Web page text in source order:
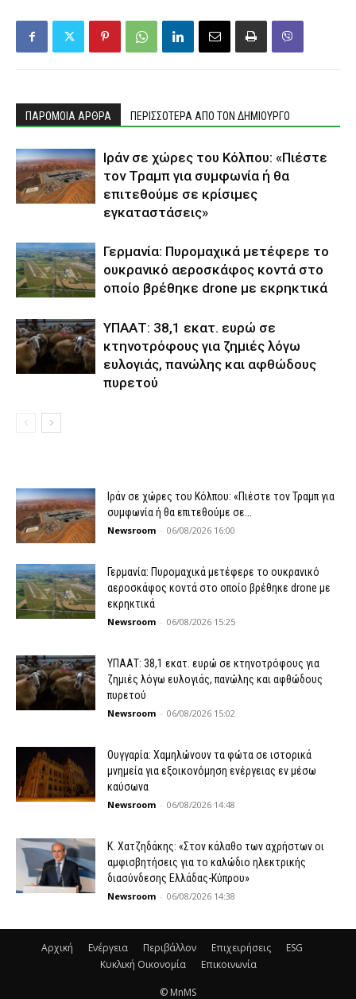
ΠΑΡΟΜΟΙΑ ΑΡΘΡΑ ΠΕΡΙΣΣΟΤΕΡΑ ΑΠΟ ΤΟΝ ΔΗΜΙΟΥΡΓΟ
Ιράν σε χώρες του Κόλπου: «Πιέστε
τον Τραμπ για συμφωνία ή θα
επιτεθούμε σε κρίσιμες
εγκαταστάσεις»
Γερμανία: Πυρομαχικά μετέφερε το
ουκρανικό αεροσκάφος κοντά στο
οποίο βρέθηκε drone με εκρηκτικά
ΥΠΑΑΤ: 38,1 εκατ. ευρώ σε
κτηνοτρόφους για ζημιές λόγω
ευλογιάς, πανώλης και αφθώδους
πυρετού
Ιράν σε χώρες του Κόλπου: «Πιέστε τον Τραμπ για
συμφωνία ή θα επιτεθούμε σε...
Newsroom - 06/08/2026 16:00
Γερμανία: Πυρομαχικά μετέφερε το ουκρανικό
αεροσκάφος κοντά στο οποίο βρέθηκε drone με
εκρηκτικά
Newsroom - 06/08/2026 15:25
ΥΠΑΑΤ: 38,1 εκατ. ευρώ σε κτηνοτρόφους για
ζημιές λόγω ευλογιάς, πανώλης και αφθώδους
πυρετού
Newsroom - 06/08/2026 15:02
Ουγγαρία: Χαμηλώνουν τα φώτα σε ιστορικά
μνημεία για εξοικονόμηση ενέργειας εν μέσω
καύσωνα
Newsroom - 06/08/2026 14:48
Κ. Χατζηδάκης: «Στον κάλαθο των αχρήστων οι
αμφισβητήσεις για το καλώδιο ηλεκτρικής
διασύνδεσης Ελλάδας-Κύπρου»
Newsroom - 06/08/2026 14:38
Αρχική Ενέργεια Περιβάλλον Επιχειρήσεις
ESG
Κυκλική Οικονομία
Επικοινωνία
© MnMS